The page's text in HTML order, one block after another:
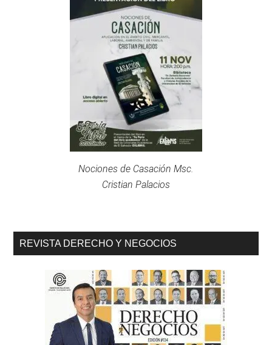
Nociones de Casación Msc.
Cristian Palacios
REVISTA DERECHO Y NEGOCIOS